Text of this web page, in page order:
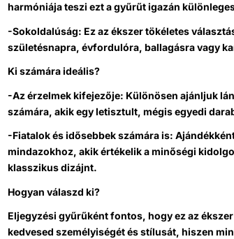
harmóniája teszi ezt a gyűrűt igazán
-Sokoldalúság: Ez az ékszer tökéletes
születésnapra, évfordulóra, ballagásra vagy
Ki számára ideális?
-Az érzelmek kifejezője: Különösen ajánljuk
számára, akik egy letisztult, mégis egyedi
-Fiatalok és idősebbek számára is:
mindazokhoz, akik értékelik a minőségi
klasszikus dizájnt.
Hogyan válaszd ki?
Eljegyzési gyűrűként fontos, hogy ez az
kedvesed személyiségét és stílusát, hiszen